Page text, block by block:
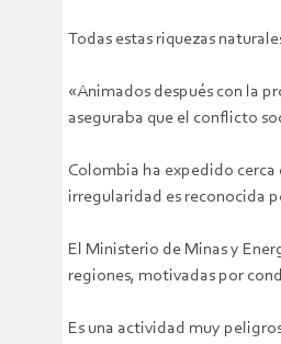
Todas estas riquezas
«Animados después con la
aseguraba que el conflicto
Colombia ha expedido
irregularidad es reconocida
El Ministerio de Minas y
regiones, motivadas por
Es una actividad muy